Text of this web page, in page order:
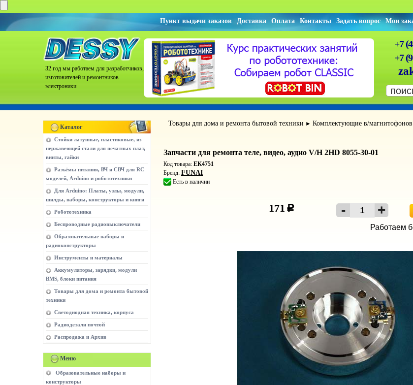
Пункт выдачи заказов Доставка Оплата Контакты Задать вопрос Мои
32 год мы работаем для разработчиков,
изготовителей и ремонтников
электроники
+7
+7
Каталог
Стойки латунные, пластиковые, из
нержавеющей стали для печатных плат,
винты, гайки
Разъёмы питания, ВЧ и СВЧ для RC
моделей, Arduino и робототехники
Для Arduino: Платы, узлы, модули,
шилды, наборы, конструкторы и книги
Робототехника
Беспроводные радиовыключатели
Образовательные наборы и
радиоконструкторы
Инструменты и материалы
Аккумуляторы, зарядки, модули
BMS, блоки питания
Товары для дома и ремонта бытовой
техники
Светодиодная техника, корпуса
Радиодетали почтой
Распродажа и Архив
Меню
Образовательные наборы и
конструкторы
Товары для дома и ремонта бытовой техники ► Комплектующие в/
Запчасти для ремонта теле, видео, аудио V/H 2HD 8055-30-01
Код товара: EK4751
Бренд: FUNAI
Есть в наличии
171 c
Работаем